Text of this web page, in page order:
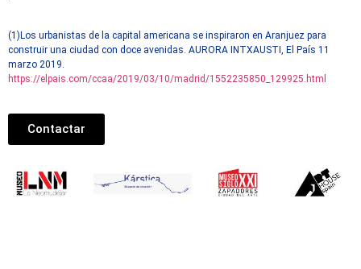
(1)Los urbanistas de la capital americana se inspiraron en Aranjuez para
construir una ciudad con doce avenidas. AURORA INTXAUSTI, El País 11
marzo 2019.
https://elpais.com/ccaa/2019/03/10/madrid/1552235850_129925.html
Contactar